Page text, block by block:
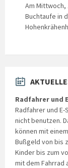
Am Mittwoch,
Buchtaufe in
Radfahrer und
Radfahrer und
nicht benutzen.
können mit einem
Bußgeld von bis
Kinder bis zum
mit dem Fahrrad